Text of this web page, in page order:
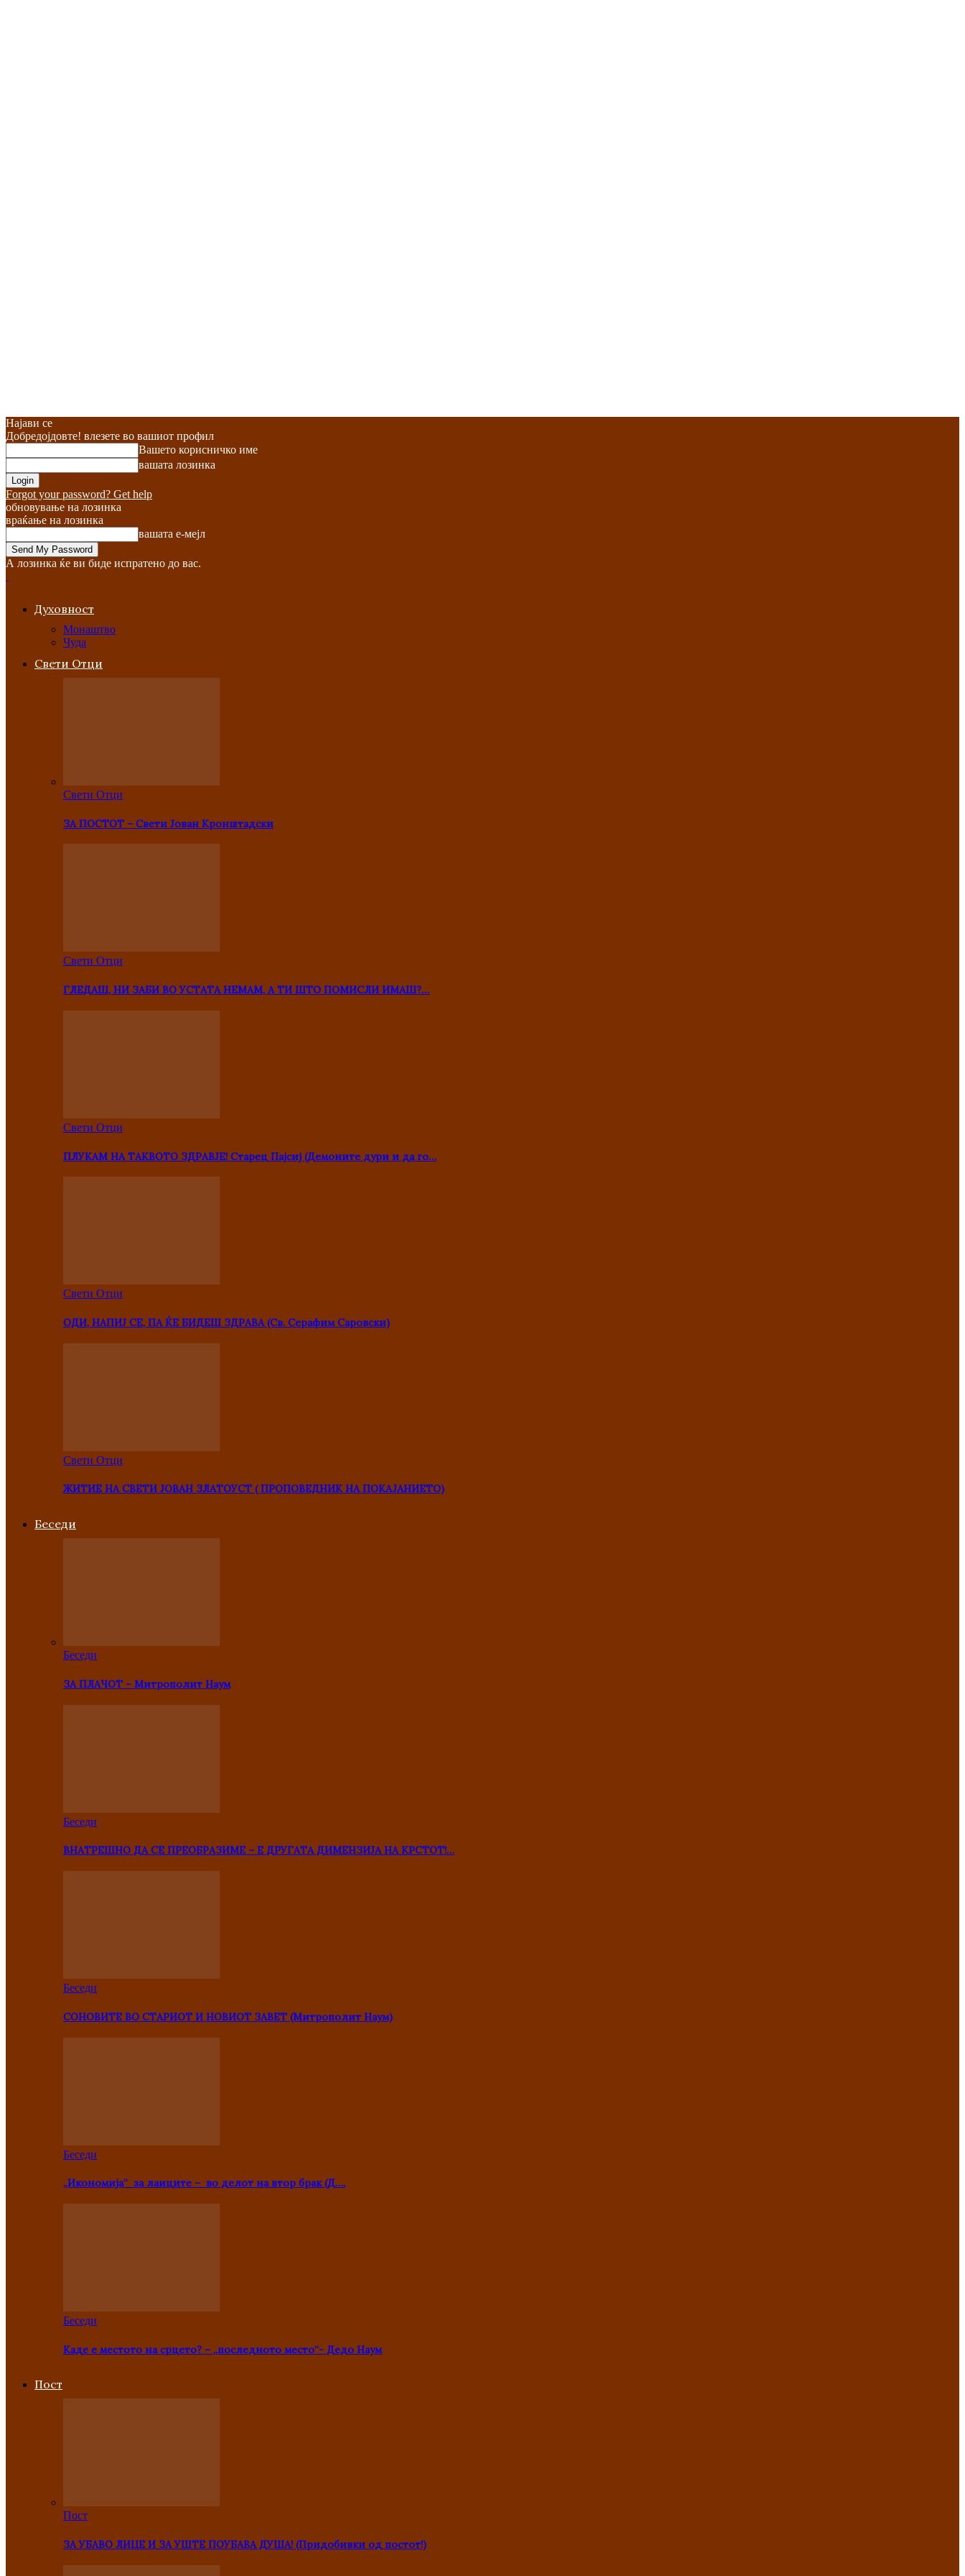
Најави се
Добредојдовте! влезете во вашиот профил
Вашето корисничко име
вашата лозинка
Forgot your password? Get help
обновување на лозинка
враќање на лозинка
вашата е-мејл
А лозинка ќе ви биде испратено до вас.
Духовност
Монаштво
Чуда
Свети Отци
Свети Отци
ЗА ПОСТОТ – Свети Јован Кронштадски
Свети Отци
ГЛЕДАШ, НИ ЗАБИ ВО УСТАТА НЕМАМ, А ТИ ШТО ПОМИСЛИ ИМАШ?…
Свети Отци
ПЛУКАМ НА ТАКВОТО ЗДРАВЈЕ! Старец Пајсиј (Демоните дури и да го…
Свети Отци
ОДИ, НАПИЈ СЕ, ПА ЌЕ БИДЕШ ЗДРАВА (Св. Серафим Саровски)
Свети Отци
ЖИТИЕ НА СВЕТИ ЈОВАН ЗЛАТОУСТ ( ПРОПОВЕДНИК НА ПОКАЈАНИЕТО)
Беседи
Беседи
ЗА ПЛАЧОТ – Митрополит Наум
Беседи
ВНАТРЕШНО ДА СЕ ПРЕОБРАЗИМЕ – Е ДРУГАТА ДИМЕНЗИЈА НА КРСТОТ!…
Беседи
СОНОВИТЕ ВО СТАРИОТ И НОВИОТ ЗАВЕТ (Митрополит Наум)
Беседи
„Икономија“ за лаиците – во делот на втор брак (Д….
Беседи
Каде е местото на срцето? – „последното место“- Дедо Наум
Пост
Пост
ЗА УБАВО ЛИЦЕ И ЗА УШТЕ ПОУБАВА ДУША! (Придобивки од постот!)